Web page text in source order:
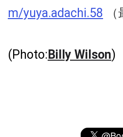
m/yuya.adachi.58
(Photo:Billy Wilson)